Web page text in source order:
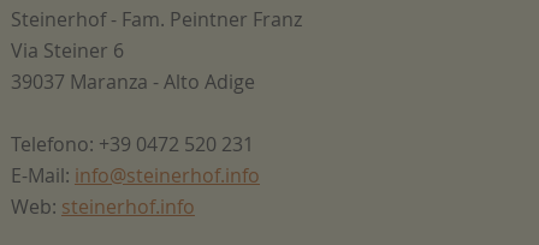
Steinerhof - Fam. Peintner Franz
Via Steiner 6
39037 Maranza - Alto Adige
Telefono: +39 0472 520 231
E-Mail: info@steinerhof.info
Web: steinerhof.info